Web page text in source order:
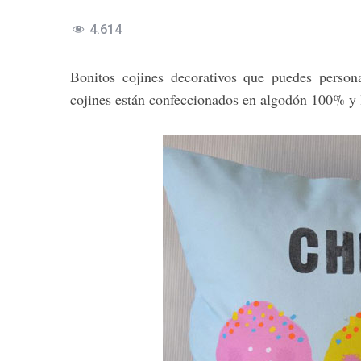
4.614
Bonitos cojines decorativos que puedes
cojines están confeccionados en algodón 100% y